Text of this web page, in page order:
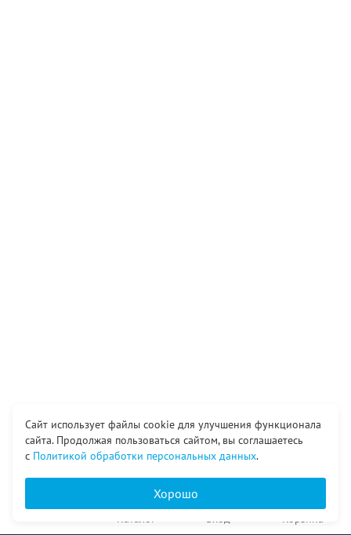
Сайт использует файлы cookie для улучшения функционала
сайта. Продолжая пользоваться сайтом, вы соглашаетесь
с Политикой обработки персональных данных.
Хорошо